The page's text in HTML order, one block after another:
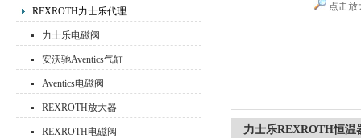
REXROTH力士乐代理
力士乐电磁阀
安沃驰Aventics气缸
Aventics电磁阀
REXROTH放大器
REXROTH电磁阀
点击放
力士乐REXROTH恒温